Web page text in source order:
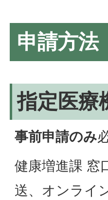
申請方法
指定医療
事前申請のみ
健康増進課 窓
送、オンライ